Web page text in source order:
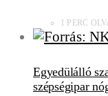
1 PERC
Egyedülálló
szépségipar